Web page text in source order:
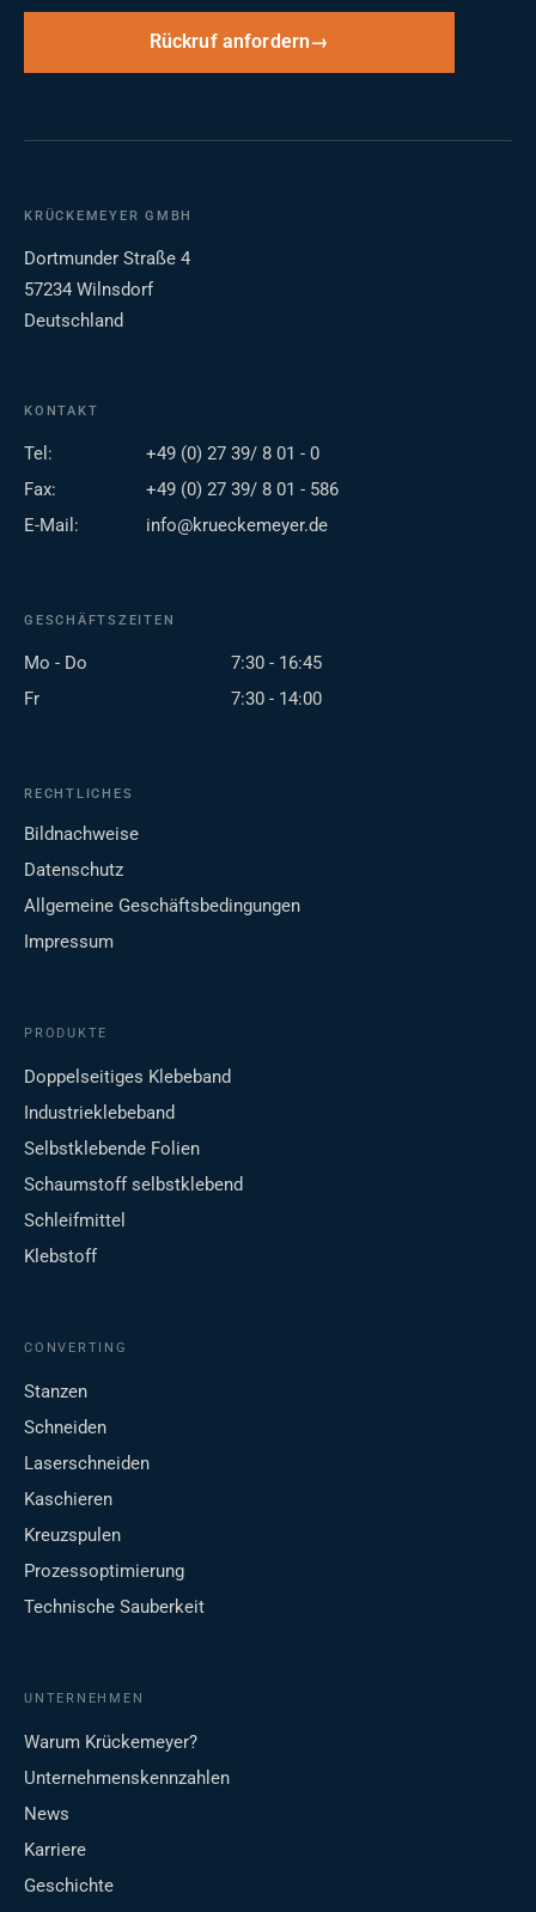
Rückruf anfordern
KRÜCKEMEYER GMBH
Dortmunder Straße 4
57234 Wilnsdorf
Deutschland
KONTAKT
Tel:
+49 (0) 27 39/ 8 01 - 0
Fax:
+49 (0) 27 39/ 8 01 - 586
E-Mail:
info@krueckemeyer.de
GESCHÄFTSZEITEN
Mo - Do
7:30 - 16:45
Fr
7:30 - 14:00
RECHTLICHES
Bildnachweise
Datenschutz
Allgemeine Geschäftsbedingungen
Impressum
PRODUKTE
Doppelseitiges Klebeband
Industrieklebeband
Selbstklebende Folien
Schaumstoff selbstklebend
Schleifmittel
Klebstoff
CONVERTING
Stanzen
Schneiden
Laserschneiden
Kaschieren
Kreuzspulen
Prozessoptimierung
Technische Sauberkeit
UNTERNEHMEN
Warum Krückemeyer?
Unternehmenskennzahlen
News
Karriere
Geschichte